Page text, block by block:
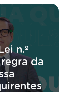
n.º
da